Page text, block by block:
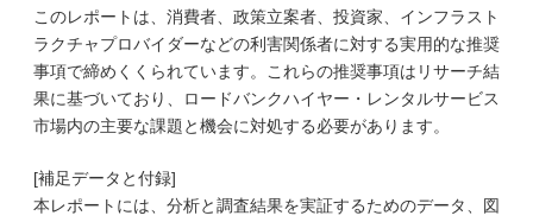
このレポートは、消費者、政策立案者、投資家、インフラスト
ラクチャプロバイダーなどの利害関係者に対する実用的な推奨
事項で締めくくられています。これらの推奨事項はリサーチ結
果に基づいており、ロードバンクハイヤー・レンタルサービス
市場内の主要な課題と機会に対処する必要があります。
[補足データと付録]
本レポートには、分析と調査結果を実証するためのデータ、図